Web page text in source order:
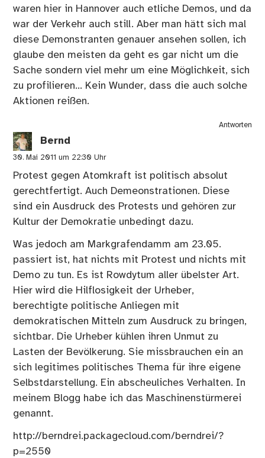
waren hier in Hannover auch etliche Demos, und da
war der Verkehr auch still. Aber man hätt sich mal
diese Demonstranten genauer ansehen sollen, ich
glaube den meisten da geht es gar nicht um die
Sache sondern viel mehr um eine Möglichkeit, sich
zu profilieren… Kein Wunder, dass die auch solche
Aktionen reißen.
Antworten
Bernd
30. Mai 2011 um 22:30 Uhr
Protest gegen Atomkraft ist politisch absolut
gerechtfertigt. Auch Demeonstrationen. Diese
sind ein Ausdruck des Protests und gehören zur
Kultur der Demokratie unbedingt dazu.
Was jedoch am Markgrafendamm am 23.05.
passiert ist, hat nichts mit Protest und nichts mit
Demo zu tun. Es ist Rowdytum aller übelster Art.
Hier wird die Hilflosigkeit der Urheber,
berechtigte politische Anliegen mit
demokratischen Mitteln zum Ausdruck zu bringen,
sichtbar. Die Urheber kühlen ihren Unmut zu
Lasten der Bevölkerung. Sie missbrauchen ein an
sich legitimes politisches Thema für ihre eigene
Selbstdarstellung. Ein abscheuliches Verhalten. In
meinem Blogg habe ich das Maschinenstürmerei
genannt.
http://berndrei.packagecloud.com/berndrei/?
p=2550